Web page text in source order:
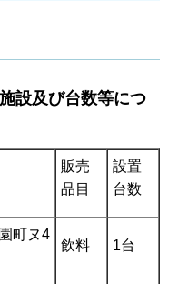
設及び台数等につ
販売
品目
設置
台数
町ヌ4
飲料 1台